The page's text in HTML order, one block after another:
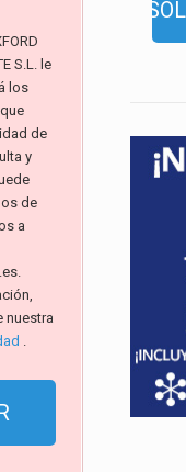
S.L. le
los
de
y
de
a
nuestra
.